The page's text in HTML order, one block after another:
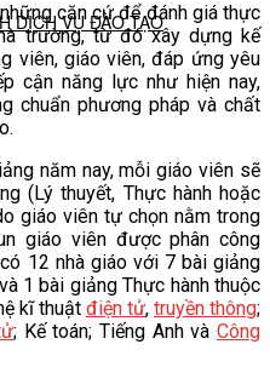
DỊCH VỤ ĐÀO TẠO
căn cứ để đánh giá thực
trường, từ đó xây dựng kế
viên, giáo viên, đáp ứng yêu
cận năng lực như hiện nay,
chuẩn phương pháp và chất
năm nay, mỗi giáo viên sẽ
(Lý thuyết, Thực hành hoặc
giáo viên tự chọn nằm trong
giáo viên được phân công
12 nhà giáo với 7 bài giảng
1 bài giảng Thực hành thuộc
kĩ thuật điện tử, truyền thông;
; Kế toán; Tiếng Anh vàCông